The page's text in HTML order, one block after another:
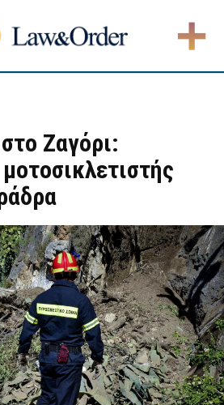
Ζαγόρι: